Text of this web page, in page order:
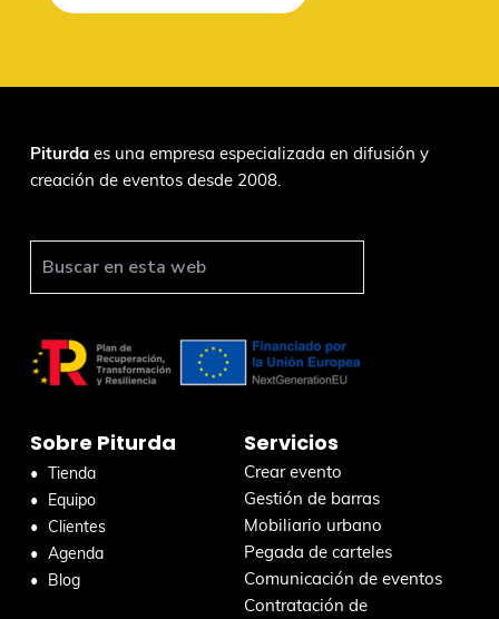
Piturdaes una empresa especializada en difusión y
creación de eventos desde 2008.
c
e
Sobre Piturda
Tienda
Equipo
Clientes
Agenda
Blog
Servicios
Crear evento
Gestión de barras
Mobiliario urbano
Pegada de carteles
Comunicación de eventos
Contratación de